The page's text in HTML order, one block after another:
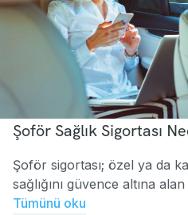
Şoför Sağlık Sigortası
Şoför sigortası; özel ya da
sağlığını güvence altına
Tümünü oku